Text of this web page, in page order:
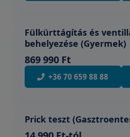
Fülkürttágítás és
behelyezése (Gyermek)
869 990 Ft
+36 70 659 88 88
Prick teszt